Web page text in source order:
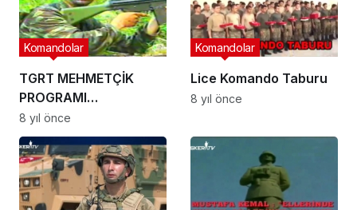
TGRT MEHMETÇİK
PROGRAMI
İSKENDERUN 5.
KOMANDO
TABURUNDA (2001)
Komandolar
8 yıl önce
Lice Komando Taburu
Komandolar
8 yıl önce